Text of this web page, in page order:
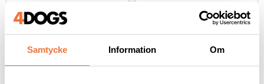
Samtycke Information Om
29kr